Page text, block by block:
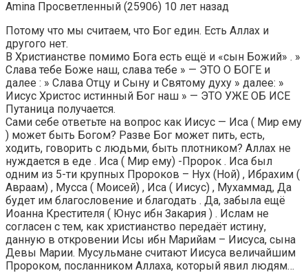
Amina Просветленный (25906) 10 лет назад
Потому что мы считаем, что Бог един. Есть Аллах и
другого нет.
В Христианстве помимо Бога есть ещё и «сын Божий» . »
Слава тебе Боже наш, слава тебе » — ЭТО О БОГЕ и
далее : » Слава Отцу и Сыну и Святому духу » далее: »
Иисус Христос истинный Бог наш » — ЭТО УЖЕ ОБ ИСЕ
Путаница получается.
Сами себе ответьте на вопрос как Иисус — Иса ( Мир ему
) может быть Богом? Разве Бог может пить, есть,
ходить, говорить с людьми, быть плотником? Аллах не
нуждается в еде . Иса ( Мир ему) -Пророк . Иса был
одним из 5-ти крупных Пророков – Нух (Ной) , Ибрахим (
Авраам) , Мусса ( Моисей) , Иса ( Иисус) , Мухаммад, Да
будет им благословение и благодать . Да, забыла ещё
Иоанна Крестителя ( Юнус ибн Закария ) . Ислам не
согласен с тем, как христианство передаёт истину,
данную в откровении Исы ибн Марийам – Иисуса, сына
Девы Марии. Мусульмане считают Иисуса величайшим
Пророком, посланником Аллаха, который явил людям…